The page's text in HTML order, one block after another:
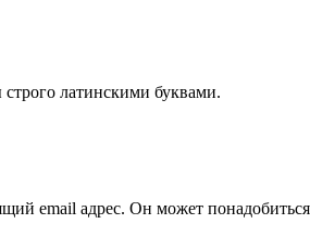
латинскими буквами.
email адрес. Он может